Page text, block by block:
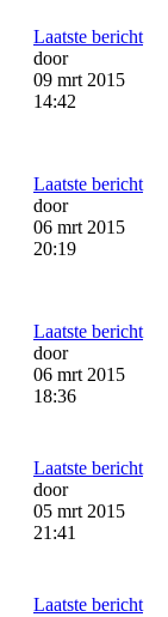
Laatste bericht
door
09 mrt 2015
14:42
Laatste bericht
door
06 mrt 2015
20:19
Laatste bericht
door
06 mrt 2015
18:36
Laatste bericht
door
05 mrt 2015
21:41
Laatste bericht